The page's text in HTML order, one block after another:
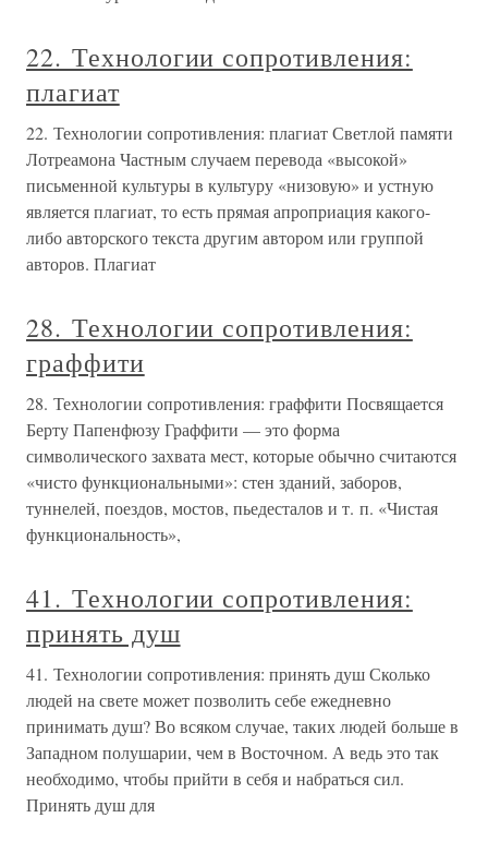
22. Технологии сопротивления:
плагиат
22. Технологии сопротивления: плагиат Светлой памяти
Лотреамона Частным случаем перевода «высокой»
письменной культуры в культуру «низовую» и устную
является плагиат, то есть прямая апроприация какого-
либо авторского текста другим автором или группой
авторов. Плагиат
28. Технологии сопротивления:
граффити
28. Технологии сопротивления: граффити Посвящается
Берту Папенфюзу Граффити — это форма
символического захвата мест, которые обычно считаются
«чисто функциональными»: стен зданий, заборов,
туннелей, поездов, мостов, пьедесталов и т. п. «Чистая
функциональность»,
41. Технологии сопротивления:
принять душ
41. Технологии сопротивления: принять душ Сколько
людей на свете может позволить себе ежедневно
принимать душ? Во всяком случае, таких людей больше в
Западном полушарии, чем в Восточном. А ведь это так
необходимо, чтобы прийти в себя и набраться сил.
Принять душ для